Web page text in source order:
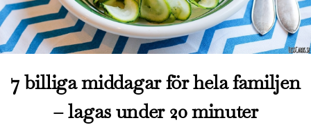
7 billiga middagar för hela familjen
– lagas under 20 minuter